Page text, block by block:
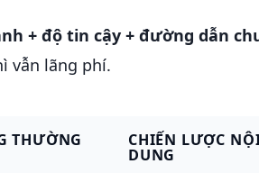
+ độ tin cậy + đường dẫn
vẫn lãng phí.
THƯỜNG CHIẾN LƯỢC
DUNG